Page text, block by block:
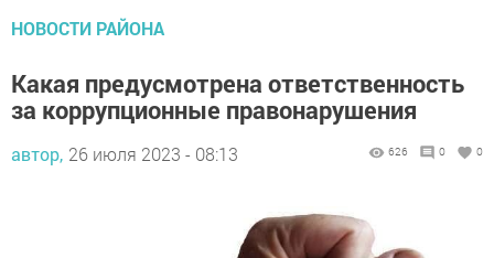
НОВОСТИ РАЙОНА
Какая предусмотрена ответственность
за коррупционные правонарушения
автор, 26 июля 2023 - 08:13 626 0 0